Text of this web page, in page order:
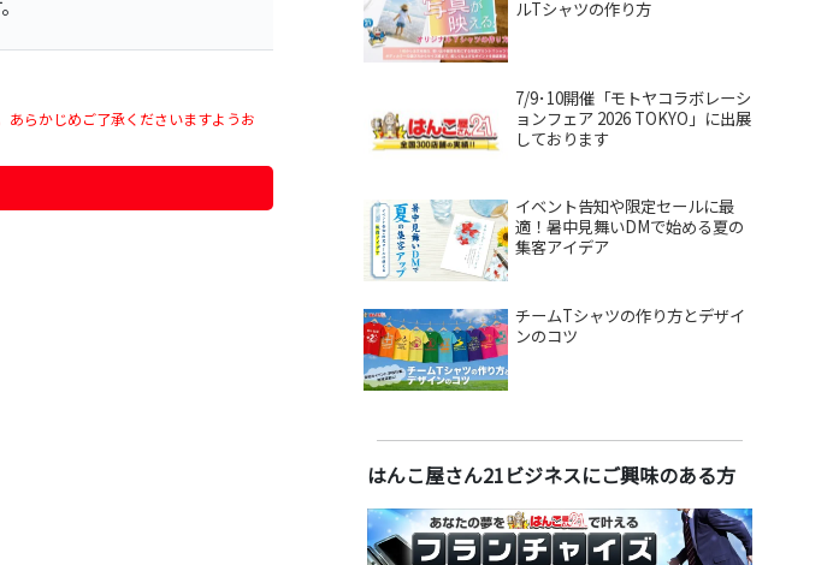
らかじめご了承くださいますようお
ルTシャツの作り方
7/9･10開催「モトヤコラボレーシ
ョンフェア 2026 TOKYO」に出展
しております
イベント告知や限定セールに最
適！暑中見舞いDMで始める夏の
集客アイデア
チームTシャツの作り方とデザイ
ンのコツ
はんこ屋さん21ビジネスにご興味のある方